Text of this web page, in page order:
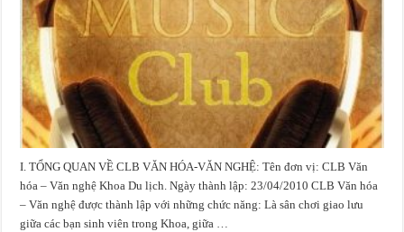
nghệ
I. TỔNG QUAN VỀ CLB VĂN HÓA-VĂN NGHỆ: Tên đơn vị: CLB Văn
hóa – Văn nghệ Khoa Du lịch. Ngày thành lập: 23/04/2010 CLB Văn hóa
– Văn nghệ được thành lập với những chức năng: Là sân chơi giao lưu
giữa các bạn sinh viên trong Khoa, giữa …